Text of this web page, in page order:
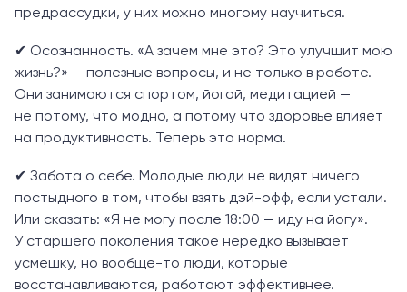
предрассудки, у них можно многому научиться.
✔ Осознанность. «А зачем мне это? Это улучшит мою
жизнь?» — полезные вопросы, и не только в работе.
Они занимаются спортом, йогой, медитацией —
не потому, что модно, а потому что здоровье влияет
на продуктивность. Теперь это норма.
✔ Забота о себе. Молодые люди не видят ничего
постыдного в том, чтобы взять дэй-офф, если устали.
Или сказать: «Я не могу после 18:00 — иду на йогу».
У старшего поколения такое нередко вызывает
усмешку, но вообще-то люди, которые
восстанавливаются, работают эффективнее.